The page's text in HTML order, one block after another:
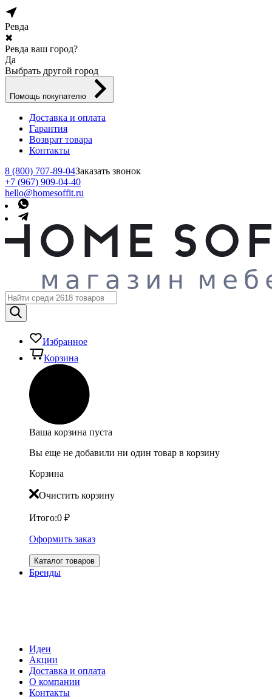
Ревда
✖
Ревда ваш город?
Да
Выбрать другой город
Помощь покупателю
Доставка и оплата
Гарантия
Возврат товара
Контакты
8 (800) 707-89-04Заказать звонок
+7 (967) 909-04-40
hello@homesoffit.ru
Избранное
Корзина
Ваша корзина пуста
Вы еще не добавили ни один товар в корзину
Корзина
Очистить корзину
Итого:0 ₽
Оформить заказ
Каталог товаров
Бренды
Идеи
Акции
Доставка и оплата
О компании
Контакты